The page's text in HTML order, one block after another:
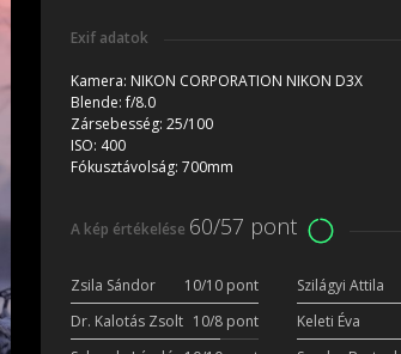
Exif adatok
Kamera: NIKON CORPORATION NIKON D3X
Blende:f/8.0
Zársebesség: 25/100
ISO: 400
Fókusztávolság: 700mm
A kép értékelése 60/57 pont
Zsila Sándor 10/10 pont Szilágyi Attila
Dr. Kalotás Zsolt 10/8 pont Keleti Éva